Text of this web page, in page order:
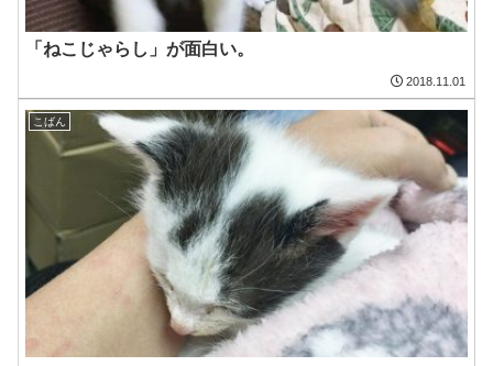
「ねこじゃらし」が面白い。
2018.11.01
こばん